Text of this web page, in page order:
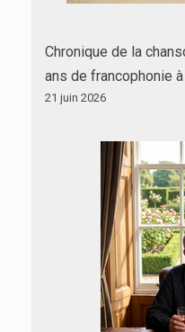
Chronique de la
ans de francophonie
21 juin 2026